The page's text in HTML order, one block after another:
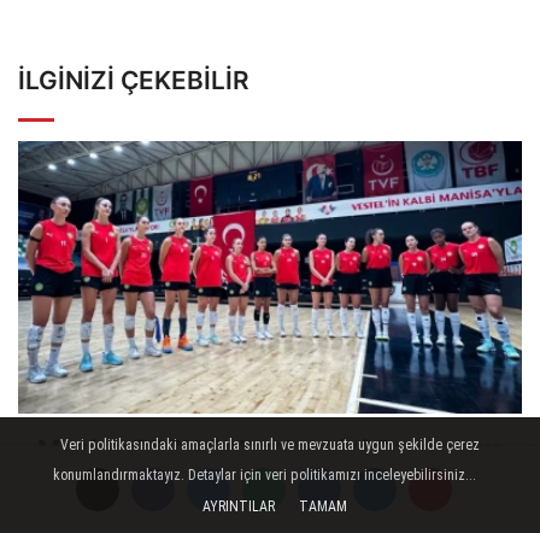
İLGINIZI ÇEKEBILIR
Manisa BBSK Sultanlar Ligi Sezonunu
Açtı
Veri politikasındaki amaçlarla sınırlı ve mevzuata uygun şekilde çerez
konumlandırmaktayız. Detaylar için veri politikamızı inceleyebilirsiniz...
AYRINTILAR
TAMAM